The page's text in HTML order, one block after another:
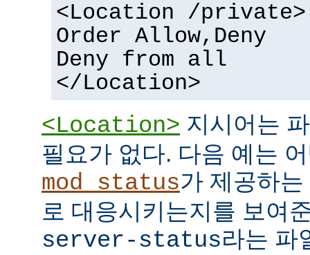
<Location /private>
Order Allow,Deny
Deny from all
</Location>
<Location> 지시어는
필요가 없다. 다음 예는
mod_status가 제공하
로 대응시키는지를 보여
server-status라는 파